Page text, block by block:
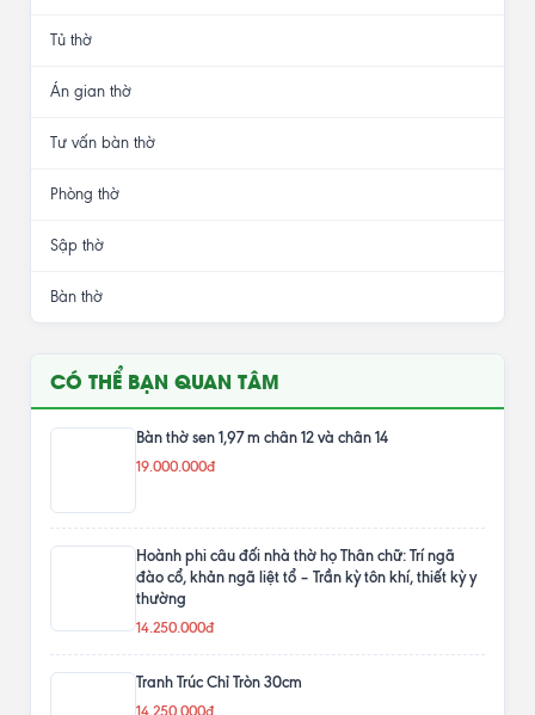
Tủ thờ
Án gian thờ
Tư vấn bàn thờ
Phòng thờ
Sập thờ
Bàn thờ
CÓ THỂ BẠN QUAN TÂM
Bàn thờ sen 1,97 m chân 12 và chân 14
19.000.000đ
Hoành phi câu đối nhà thờ họ Thân chữ: Trí ngã
đào cổ, khản ngã liệt tổ – Trần kỳ tôn khí, thiết kỳ y
thường
14.250.000đ
Tranh Trúc Chỉ Tròn 30cm
14.250.000đ